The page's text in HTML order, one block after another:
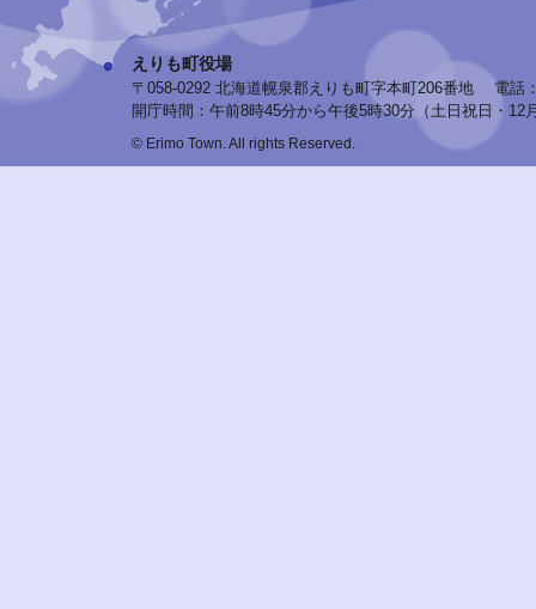
えりも町役場
〒058-0292 北海道幌泉郡えりも町字本町206番地
電話
開庁時間：午前8時45分から午後5時30分（土日祝日・12
© Erimo Town. All rights Reserved.